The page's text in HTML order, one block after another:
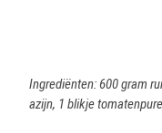
Ingrediënten: 600 gram
azijn, 1 blikje